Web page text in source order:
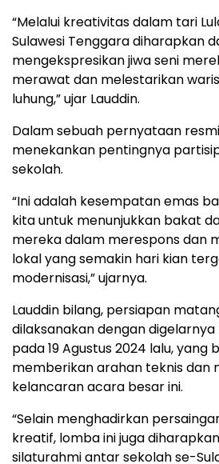
“Melalui kreativitas dalam tari
Sulawesi Tenggara diharapkan
mengekspresikan jiwa seni
merawat dan melestarikan
luhung,” ujar Lauddin.
Dalam sebuah pernyataan
menekankan pentingnya
sekolah.
“Ini adalah kesempatan emas
kita untuk menunjukkan bakat
mereka dalam merespons dan
lokal yang semakin hari kian
modernisasi,” ujarnya.
Lauddin bilang, persiapan
dilaksanakan dengan
pada 19 Agustus 2024 lalu, yang
memberikan arahan teknis dan
kelancaran acara besar ini.
“Selain menghadirkan
kreatif, lomba ini juga
silaturahmi antar sekolah se-